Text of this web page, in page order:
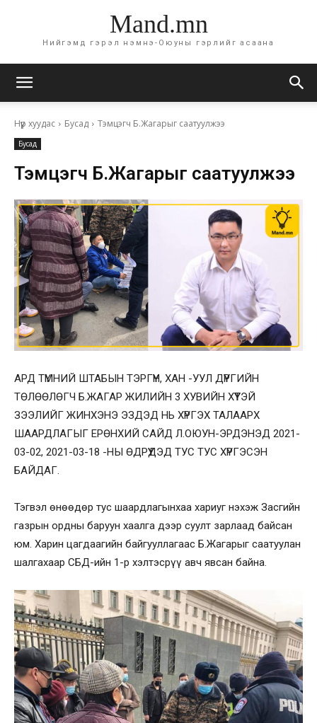
Mand.mn
Нийгэмд гэрэл нэмнэ-Оюуны гэрлийг асаана
Нүүр хуудас Бусад Тэмцэгч Б.Жагарыг саатуулжээ
Бусад
Тэмцэгч Б.Жагарыг саатуулжээ
АРД ТҮМНИЙ ШТАБЫН ТЭРГҮҮН, ХАН -УУЛ ДҮҮРГИЙН
ТӨЛӨӨЛӨГЧ Б.ЖАГАР ЖИЛИЙН 3 ХУВИЙН ХҮҮТЭЙ
ЗЭЭЛИЙГ ЖИНХЭНЭ ЭЗДЭД НЬ ХҮРГЭХ ТАЛААРХ
ШААРДЛАГЫГ ЕРӨНХИЙ САЙД Л.ОЮУН-ЭРДЭНЭД 2021-
03-02, 2021-03-18 -НЫ ӨДРҮҮДЭД ТУС ТУС ХҮРГЭСЭН
БАЙДАГ.
Тэгвэл өнөөдөр тус шаардлагынхаа хариуг нэхэж Засгийн
газрын ордны баруун хаалга дээр суулт зарлаад байсан
юм. Харин цагдаагийн байгууллагаас Б.Жагарыг саатуулан
шалгахаар СБД-ийн 1-р хэлтэсрүү авч явсан байна.